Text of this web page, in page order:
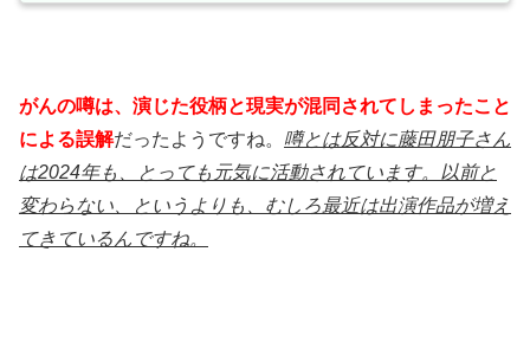
がんの噂は、演じた役柄と現実が混同されてしまったこと
による誤解だったようですね。 噂とは反対に藤田朋子さん
は2024年も、とっても元気に活動されています。以前と
変わらない、というよりも、むしろ最近は出演作品が増え
てきているんですね。